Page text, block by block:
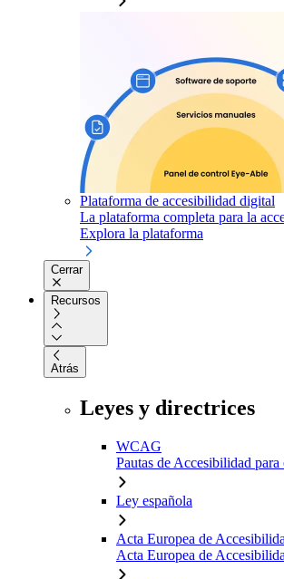
Plataforma de accesibilidad digital
La plataforma completa para la
Explora la plataforma
Cerrar
Recursos
Atrás
Leyes y directrices
WCAG
Pautas de Accesibilidad
Ley española
Acta Europea de
Acta Europea de